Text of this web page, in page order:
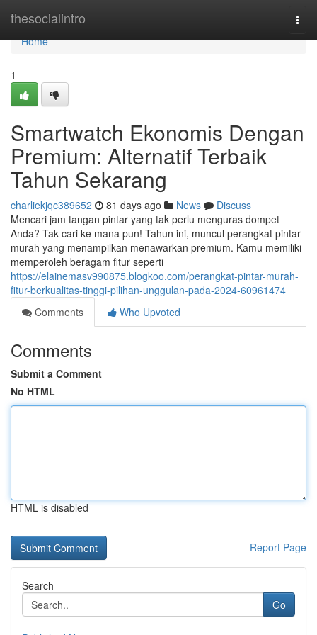
thesocialintro
Home
Home
1
Smartwatch Ekonomis Dengan
Premium: Alternatif Terbaik
Tahun Sekarang
charliekjqc389652 81 days ago News
Discuss
Mencari jam tangan pintar yang tak perlu menguras dompet
Anda? Tak cari ke mana pun! Tahun ini, muncul perangkat pintar
murah yang menampilkan menawarkan premium. Kamu memiliki
memperoleh beragam fitur seperti
https://elainemasv990875.blogkoo.com/perangkat-pintar-murah-
fitur-berkualitas-tinggi-pilihan-unggulan-pada-2024-60961474
Comments
Who Upvoted
Comments
Submit a Comment
No HTML
HTML is disabled
Report Page
Search
Go